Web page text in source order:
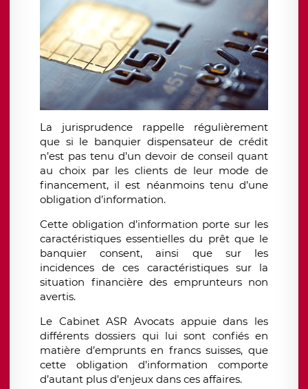
La jurisprudence rappelle régulièrement
que si le banquier dispensateur de crédit
n’est pas tenu d’un devoir de conseil quant
au choix par les clients de leur mode de
financement, il est néanmoins tenu d’une
obligation d’information.
Cette obligation d’information porte sur les
caractéristiques essentielles du prêt que le
banquier consent, ainsi que sur les
incidences de ces caractéristiques sur la
situation financière des emprunteurs non
avertis.
Le Cabinet ASR Avocats appuie dans les
différents dossiers qui lui sont confiés en
matière d’emprunts en francs suisses, que
cette obligation d’information comporte
d’autant plus d’enjeux dans ces affaires.